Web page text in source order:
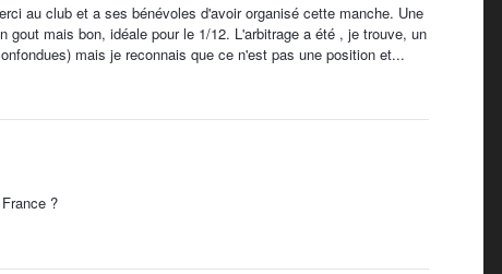
au club et a ses bénévoles d'avoir organisé cette manche. Une
mais bon, idéale pour le 1/12. L'arbitrage a été , je trouve, un
mais je reconnais que ce n'est pas une position et...
?